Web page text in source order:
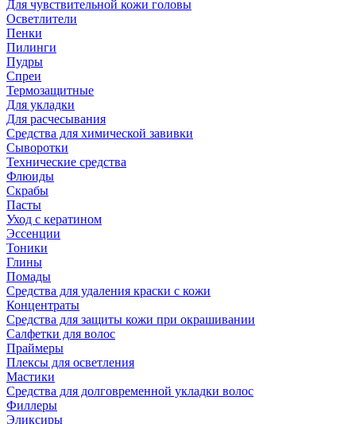
Для чувствительной кожи головы
Осветлители
Пенки
Пилинги
Пудры
Спреи
Термозащитные
Для укладки
Для расчесывания
Средства для химической завивки
Сыворотки
Технические средства
Флюиды
Скрабы
Пасты
Уход с кератином
Эссенции
Тоники
Глины
Помады
Средства для удаления краски с кожи
Концентраты
Средства для защиты кожи при окрашивании
Салфетки для волос
Праймеры
Плексы для осветления
Мастики
Средства для долговременной укладки волос
Филлеры
Эликсиры